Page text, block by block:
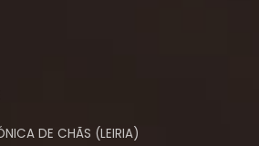
DE CHÃS (LEIRIA)